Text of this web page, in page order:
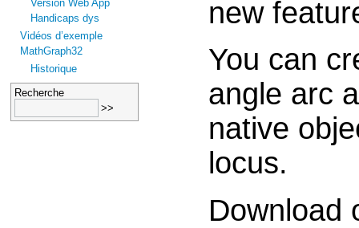
Version Web App
Handicaps dys
Vidéos d’exemple
MathGraph32
Historique
Recherche
new
You can
angle arc
native
locus.
Download